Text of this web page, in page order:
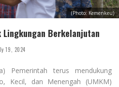
(Photo: Kemenkeu)
Berkelanjutan
19, 2024
Pemerintah terus mendukung
Kecil, dan Menengah (UMKM)